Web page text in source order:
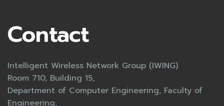
Contact
Intelligent Wireless Network Group (IWING)
Room 710, Building 15,
Department of Computer Engineering, Faculty of
Engineering,